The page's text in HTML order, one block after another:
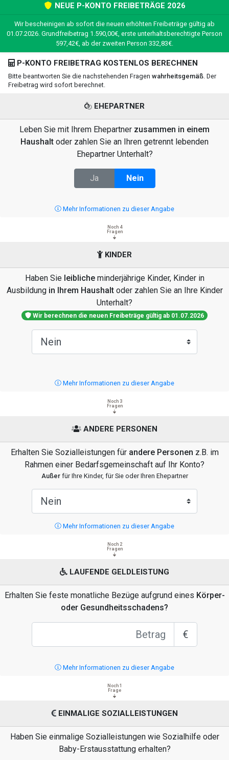
NEUE P-KONTO FREIBETRÄGE 2026
Wir bescheinigen ab sofort die neuen erhöhten Freibeträge gültig ab
01.07.2026. Grundfreibetrag 1.590,00€, erste unterhaltsberechtigte Person
597,42€, ab der zweiten Person 332,83€.
P-KONTO FREIBETRAG KOSTENLOS BERECHNEN
Bitte beantworten Sie die nachstehenden Fragen wahrheitsgemäß . Der
Freibetrag wird sofort berechnet.
EHEPARTNER
Leben Sie mit Ihrem Ehepartner zusammen in einem
Haushalt oder zahlen Sie an Ihren getrennt lebenden
Ehepartner Unterhalt?
Ja Nein
Mehr Informationen zu dieser Angabe
Noch 4
Fragen
KINDER
Haben Sie leiblicheminderjährige Kinder, Kinder in
Ausbildung in Ihrem Haushaltoder zahlen Sie an Ihre Kinder
Unterhalt?
Wir berechnen die neuen Freibeträge gültig ab 01.07.2026
Mehr Informationen zu dieser Angabe
Noch 3
Fragen
ANDERE PERSONEN
Erhalten Sie Sozialleistungen für andere Personen z.B. im
Rahmen einer Bedarfsgemeinschaft auf Ihr Konto?
Außerfür Ihre Kinder, für Sie oder Ihren Ehepartner
Mehr Informationen zu dieser Angabe
Noch 2
Fragen
LAUFENDE GELDLEISTUNG
Erhalten Sie feste monatliche Bezüge aufgrund eines Körper-
oder Gesundheitsschadens?
€
Mehr Informationen zu dieser Angabe
Noch 1
Frage
EINMALIGE SOZIALLEISTUNGEN
Haben Sie einmalige Sozialleistungen wie Sozialhilfe oder
Baby-Erstausstattung erhalten?